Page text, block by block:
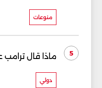
منوعات
5 ماذا قال ترامب
دولي